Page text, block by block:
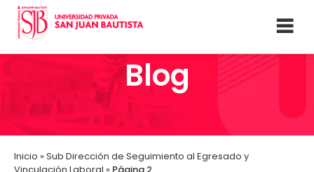
Blog
Inicio »Sub Dirección de Seguimiento al Egresado y